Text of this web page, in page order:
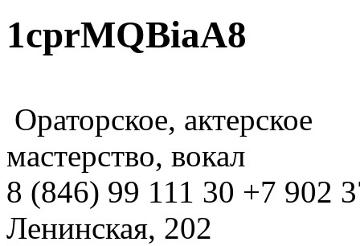
1cprMQBiaA8
Ораторское, актерское
мастерство, вокал
8 (846) 99 111 30 +7 902
Ленинская, 202